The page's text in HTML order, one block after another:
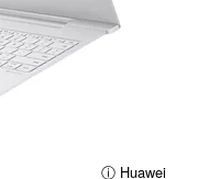
ⓘ Huawei